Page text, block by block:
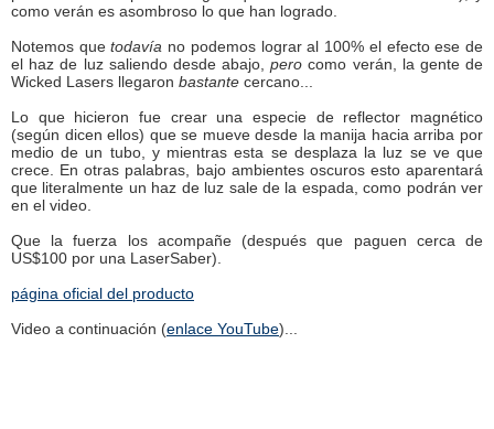
como verán es asombroso lo que han logrado.
Notemos quetodavía no podemos lograr al 100% el efecto ese de
el haz de luz saliendo desde abajo,pero como verán, la gente de
Wicked Lasers llegaron bastante cercano...
Lo que hicieron fue crear una especie de reflector magnético
(según dicen ellos) que se mueve desde la manija hacia arriba por
medio de un tubo, y mientras esta se desplaza la luz se ve que
crece. En otras palabras, bajo ambientes oscuros esto aparentará
que literalmente un haz de luz sale de la espada, como podrán ver
en el video.
Que la fuerza los acompañe (después que paguen cerca de
US$100 por una LaserSaber).
página oficial del producto
Video a continuación (enlace YouTube)...